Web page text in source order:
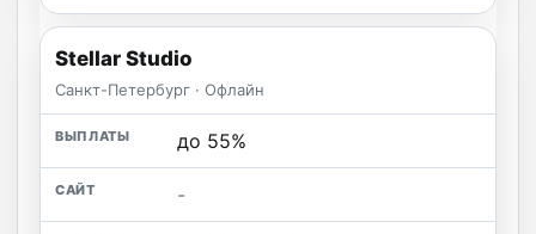
Stellar Studio
Санкт-Петербург · Офлайн
до 55%
-